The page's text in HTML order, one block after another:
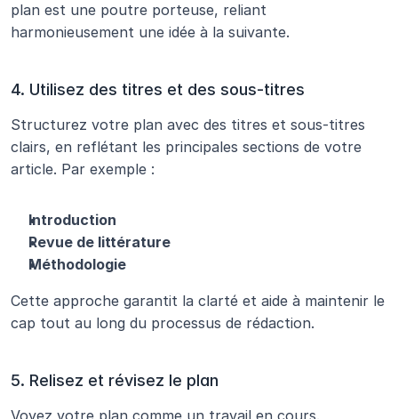
plan est une poutre porteuse, reliant
harmonieusement une idée à la suivante.
4. Utilisez des titres et des sous-titres
Structurez votre plan avec des titres et sous-titres
clairs, en reflétant les principales sections de votre
article. Par exemple :
Introduction
Revue de littérature
Méthodologie
Cette approche garantit la clarté et aide à maintenir le
cap tout au long du processus de rédaction.
5. Relisez et révisez le plan
Voyez votre plan comme un travail en cours.